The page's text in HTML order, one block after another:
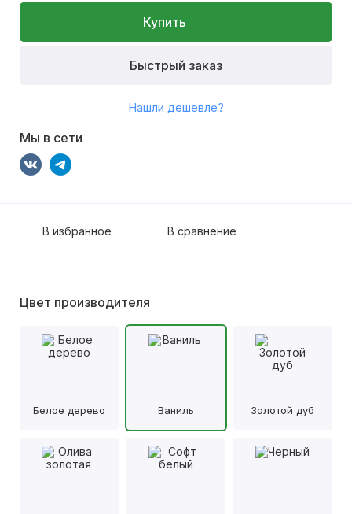
Купить
Быстрый заказ
Нашли дешевле?
Мы в сети
В избранное В сравнение
Цвет производителя
Белое дерево Ваниль Золотой дуб